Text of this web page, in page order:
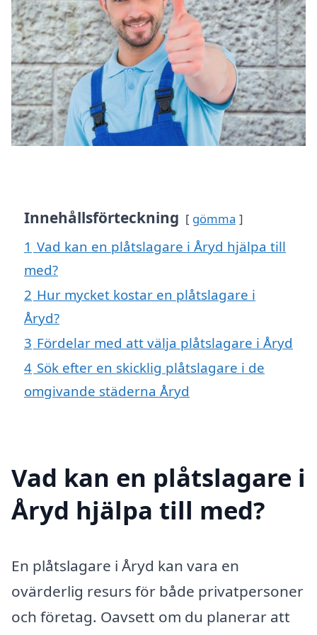
Innehållsförteckning gömma
1 Vad kan en plåtslagare i Åryd hjälpa till
med?
2 Hur mycket kostar en plåtslagare i
Åryd?
3 Fördelar med att välja plåtslagare i Åryd
4 Sök efter en skicklig plåtslagare i de
omgivande städerna Åryd
Vad kan en plåtslagare i
Åryd hjälpa till med?
En plåtslagare i Åryd kan vara en
ovärderlig resurs för både privatpersoner
och företag. Oavsett om du planerar att